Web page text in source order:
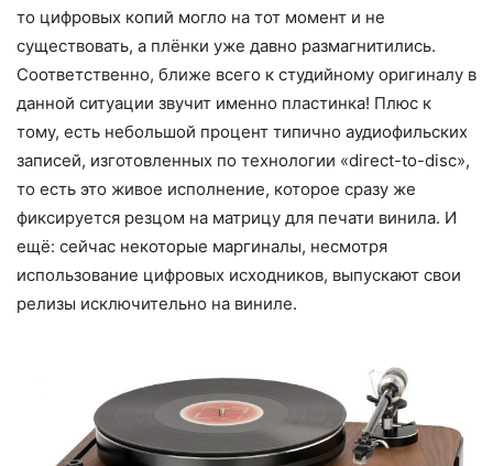
то цифровых копий могло на тот момент и не
существовать, а плёнки уже давно размагнитились.
Соответственно, ближе всего к студийному оригиналу в
данной ситуации звучит именно пластинка! Плюс к
тому, есть небольшой процент типично аудиофильских
записей, изготовленных по технологии «direct-to-disc»,
то есть это живое исполнение, которое сразу же
фиксируется резцом на матрицу для печати винила. И
ещё: сейчас некоторые маргиналы, несмотря
использование цифровых исходников, выпускают свои
релизы исключительно на виниле.